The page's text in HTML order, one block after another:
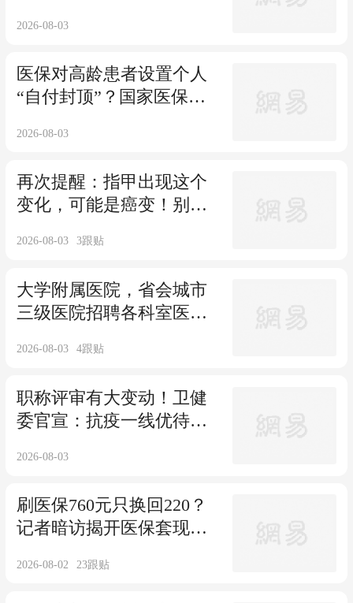
2026-08-03
医保对高龄患者设置个人
“自付封顶”？国家医保局
2026-08-03
再次提醒：指甲出现这个
变化，可能是癌变！别不
2026-08-03 3跟贴
大学附属医院，省会城市
三级医院招聘各科室医护
2026-08-03 4跟贴
职称评审有大变动！卫健
委官宣：抗疫一线优待政
2026-08-03
刷医保760元只换回220？
记者暗访揭开医保套现灰
2026-08-02 23跟贴